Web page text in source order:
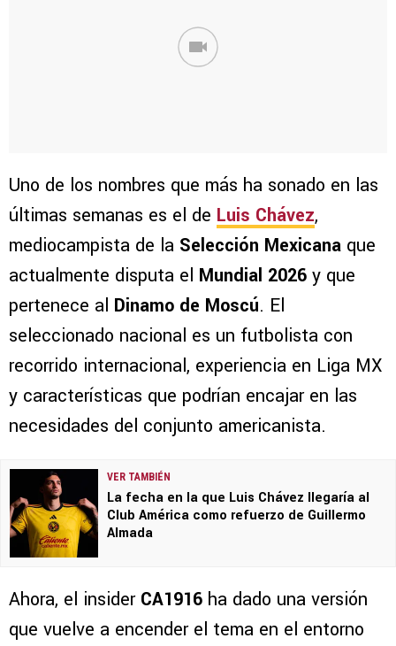
Uno de los nombres que más ha sonado en las
últimas semanas es el de Luis Chávez,
mediocampista de la Selección Mexicana que
actualmente disputa el Mundial 2026 y que
pertenece al Dinamo de Moscú. El
seleccionado nacional es un futbolista con
recorrido internacional, experiencia en Liga MX
y características que podrían encajar en las
necesidades del conjunto americanista.
VER TAMBIÉN
La fecha en la que Luis Chávez llegaría al
Club América como refuerzo de Guillermo
Almada
Ahora, el insider CA1916 ha dado una versión
que vuelve a encender el tema en el entorno